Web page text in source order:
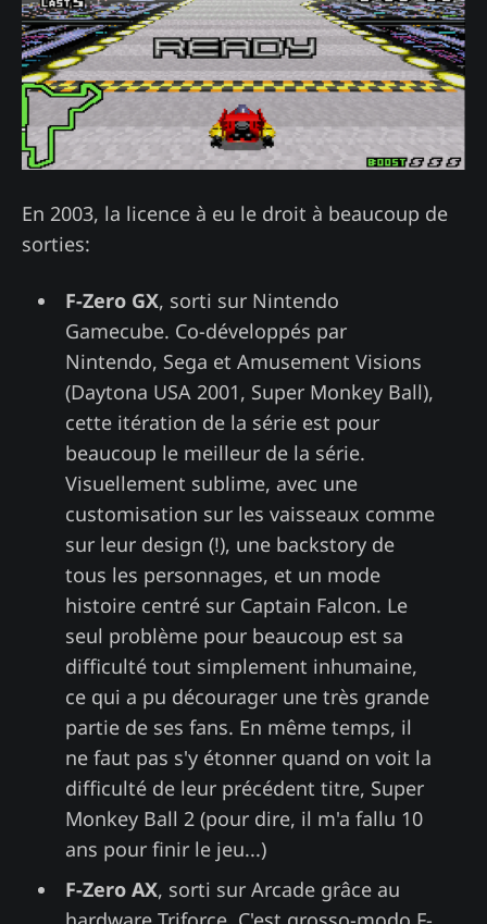
En 2003, la licence à eu le droit à beaucoup de
sorties:
F-Zero GX, sorti sur Nintendo
Gamecube. Co-développés par
Nintendo, Sega et Amusement Visions
(Daytona USA 2001, Super Monkey Ball),
cette itération de la série est pour
beaucoup le meilleur de la série.
Visuellement sublime, avec une
customisation sur les vaisseaux comme
sur leur design (!), une backstory de
tous les personnages, et un mode
histoire centré sur Captain Falcon. Le
seul problème pour beaucoup est sa
difficulté tout simplement inhumaine,
ce qui a pu décourager une très grande
partie de ses fans. En même temps, il
ne faut pas s'y étonner quand on voit la
difficulté de leur précédent titre, Super
Monkey Ball 2 (pour dire, il m'a fallu 10
ans pour finir le jeu...)
F-Zero AX, sorti sur Arcade grâce au